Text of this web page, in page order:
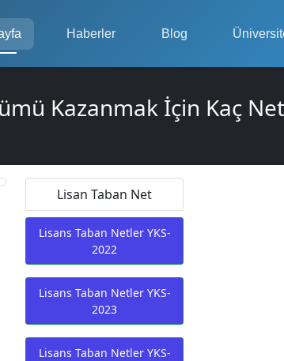
Haberler Blog
Kazanmak İçin Kaç
Lisan Taban Net
Lisans Taban Netler YKS-
2022
Lisans Taban Netler YKS-
2023
Lisans Taban Netler YKS-